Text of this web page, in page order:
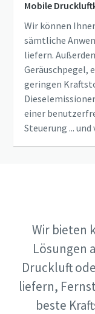
Mobile
Wir können
sämtliche
liefern.
Geräuschpegel,
geringen
einer
Steuerung ...
Wir bieten
Lösungen
Druckluft
liefern,
beste